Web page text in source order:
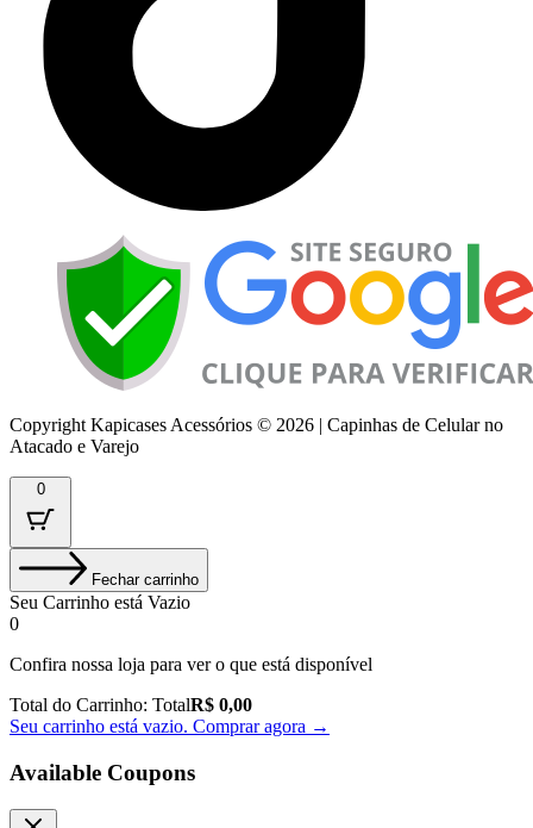
Copyright Kapicases Acessórios © 2026 | Capinhas de Celular no
Atacado e Varejo
0
Fechar carrinho
Seu Carrinho está Vazio
0
Confira nossa loja para ver o que está disponível
Total do Carrinho: TotalR$ 0,00
Seu carrinho está vazio. Comprar agora →
Available Coupons